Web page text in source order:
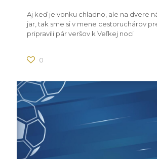
Aj keď je vonku chladno, ale na dvere
jar, tak sme si v mene cestoruchárov
pripravili pár veršov k Veľkej noci
0